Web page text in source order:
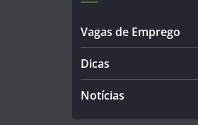
Vagas de Emprego
Dicas
Notícias